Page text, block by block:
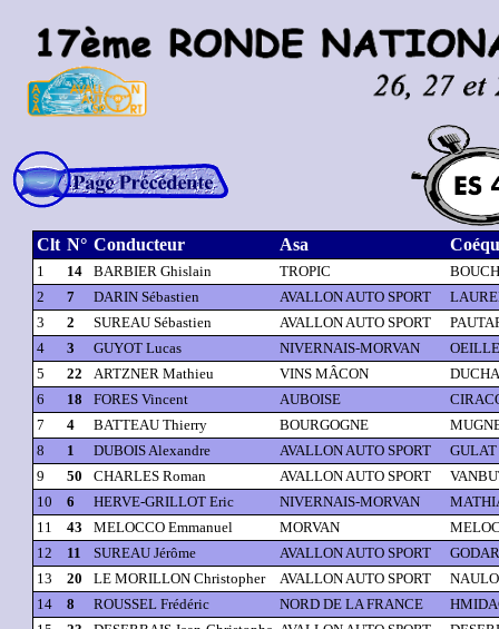
Clt N° Conducteur Asa
1 14 BARBIER Ghislain TROPIC
2
7 DARIN Sébastien AVALLON AUTO SPORT
3
2 SUREAU Sébastien AVALLON AUTO SPORT
4
3 GUYOT Lucas NIVERNAIS-MORVAN
5
22 ARTZNER Mathieu VINS MÂCON
6
18 FORES Vincent AUBOISE
7
4 BATTEAU Thierry BOURGOGNE
8
1 DUBOIS Alexandre AVALLON AUTO SPORT
9
50 CHARLES Roman AVALLON AUTO SPORT
10
6 HERVE-GRILLOT Eric NIVERNAIS-MORVAN
11
43 MELOCCO Emmanuel MORVAN
12
11 SUREAU Jérôme AVALLON AUTO SPORT
13
20 LE MORILLON Christopher AVALLON AUTO SPORT
14
8 ROUSSEL Frédéric NORD DE LA FRANCE